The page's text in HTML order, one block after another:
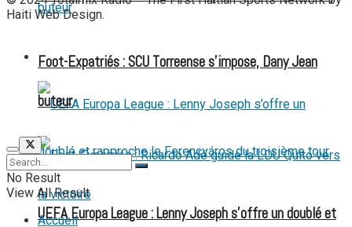
FOOT EXPATRIÉS
UEFA Europa League : Lenny Joseph s’offre un doublé et
Foot-Expatriés : SCU Torreense s’impose, Dany Jean
buteur
Haiti Web Design.
No Result
View All Result
Accueil